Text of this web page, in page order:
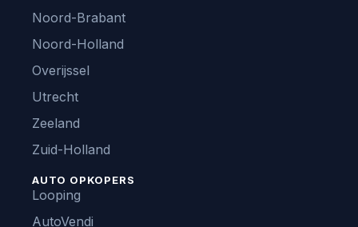
Noord-Brabant
Noord-Holland
Overijssel
Utrecht
Zeeland
Zuid-Holland
AUTO OPKOPERS
Looping
AutoVendi